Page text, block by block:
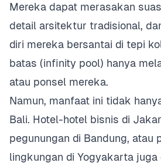
Mereka dapat merasakan
detail arsitektur tradisional,
diri mereka bersantai di tepi
batas (infinity pool) hanya
atau ponsel mereka.
Namun, manfaat ini tidak
Bali. Hotel-hotel bisnis di
pegunungan di Bandung, atau
lingkungan di Yogyakarta juga